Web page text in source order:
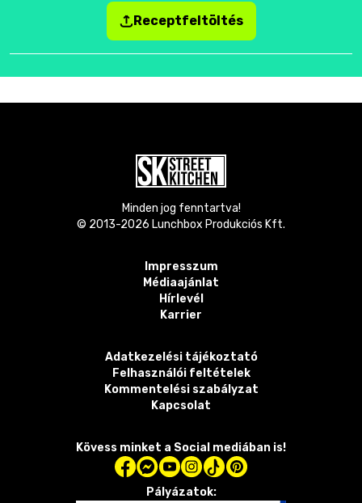
Receptfeltöltés
Minden jog fenntartva!
© 2013-2026 Lunchbox Produkciós Kft.
Impresszum
Médiaajánlat
Hírlevél
Karrier
Adatkezelési tájékoztató
Felhasználói feltételek
Kommentelési szabályzat
Kapcsolat
Kövess minket a Social mediában is!
Pályázatok: